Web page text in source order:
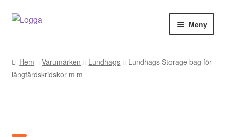
Hoppa
Hoppa
Meny
Kontakt
Hem Varumärken Lundhags
Lundhags Storage bag för
långfärdskridskor m m